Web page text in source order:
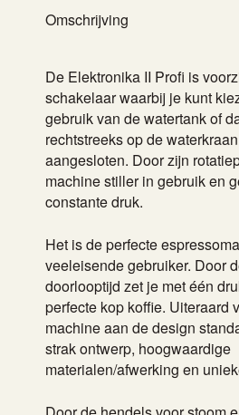
Omschrijving
De Elektronika II Profi is
schakelaar waarbij je kunt
gebruik van de watertank of
rechtstreeks op de
aangesloten. Door zijn
machine stiller in gebruik en
constante druk.
Het is de perfecte
veeleisende gebruiker. Door
doorlooptijd zet je met één
perfecte kop koffie. Uiteraard
machine aan de design
strak ontwerp, hoogwaardige
materialen/afwerking en